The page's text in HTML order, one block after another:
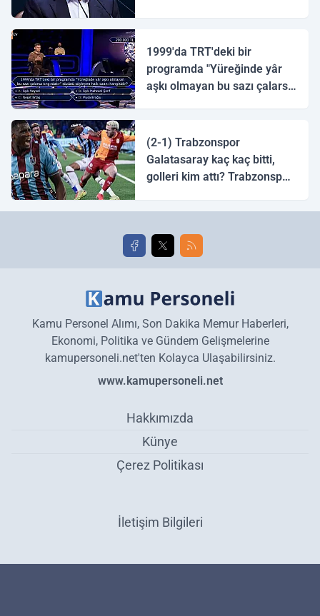
1999'da TRT'deki bir
programda "Yüreğinde yâr
aşkı olmayan bu sazı çalarsa
(2-1) Trabzonspor
Galatasaray kaç kaç bitti,
golleri kim attı? Trabzonspor
golleri!
Kamu Personel Alımı, Son Dakika Memur Haberleri,
Ekonomi, Politika ve Gündem Gelişmelerine
kamupersoneli.net'ten Kolayca Ulaşabilirsiniz.
www.kamupersoneli.net
Hakkımızda
Künye
Çerez Politikası
İletişim Bilgileri